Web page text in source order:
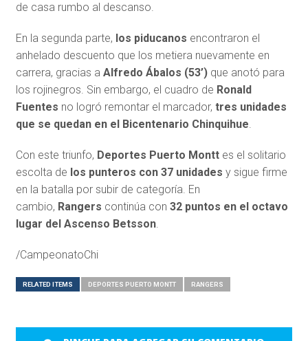
de casa rumbo al descanso.
En la segunda parte, los piducanos encontraron el
anhelado descuento que los metiera nuevamente en
carrera, gracias a Alfredo Ábalos (53’)que anotó para
los rojinegros. Sin embargo, el cuadro de Ronald
Fuentes no logró remontar el marcador, tres unidades
que se quedan en el Bicentenario Chinquihue.
Con este triunfo, Deportes Puerto Monttes el solitario
escolta de los punteros con 37 unidades y sigue firme
en la batalla por subir de categoría. En
cambio, Rangers continúa con 32 puntos en el octavo
lugar del Ascenso Betsson.
/CampeonatoChi
RELATED ITEMS DEPORTES PUERTO MONTT RANGERS